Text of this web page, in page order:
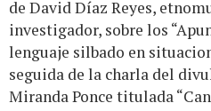
de David Díaz Reyes,
investigador, sobre los
lenguaje silbado en
seguida de la charla del
Miranda Ponce titulada